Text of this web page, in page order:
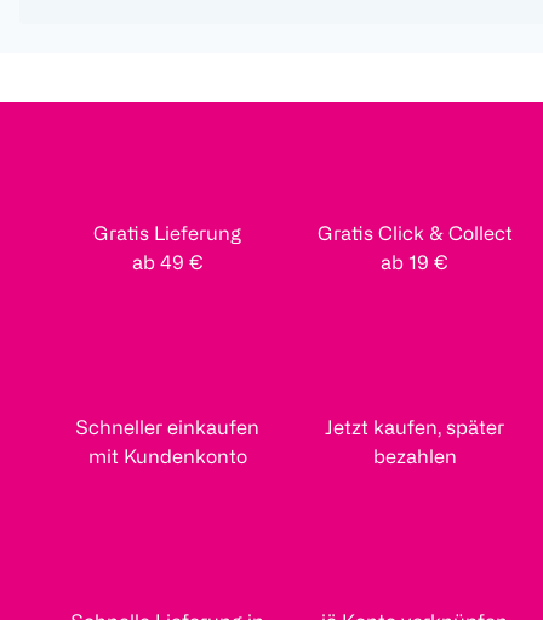
Gratis Lieferung
ab 49 €
Gratis Click & Collect
ab 19 €
Schneller einkaufen
mit Kundenkonto
Jetzt kaufen, später
bezahlen